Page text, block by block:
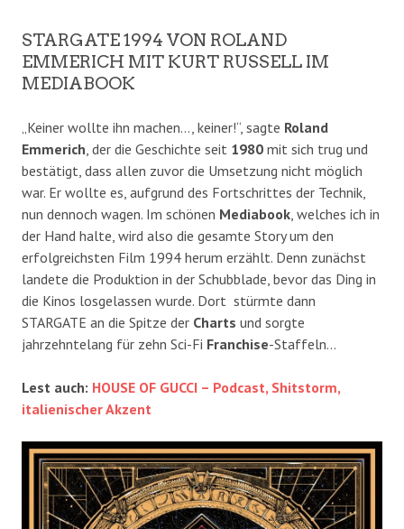
STARGATE 1994 VON ROLAND
EMMERICH MIT KURT RUSSELL IM
MEDIABOOK
„Keiner wollte ihn machen…, keiner!“, sagte Roland
Emmerich, der die Geschichte seit 1980 mit sich trug und
bestätigt, dass allen zuvor die Umsetzung nicht möglich
war. Er wollte es, aufgrund des Fortschrittes der Technik,
nun dennoch wagen. Im schönen Mediabook, welches ich in
der Hand halte, wird also die gesamte Story um den
erfolgreichsten Film 1994 herum erzählt. Denn zunächst
landete die Produktion in der Schubblade, bevor das Ding in
die Kinos losgelassen wurde. Dort stürmte dann
STARGATE an die Spitze der Charts und sorgte
jahrzehntelang für zehn Sci-Fi Franchise-Staffeln…
Lest auch: HOUSE OF GUCCI – Podcast, Shitstorm,
italienischer Akzent